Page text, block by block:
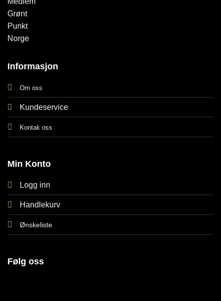
Informasjon
Om oss
Kundeservice
Kontak oss
Min Konto
Logg inn
Handlekurv
Ønskeliste
Følg oss